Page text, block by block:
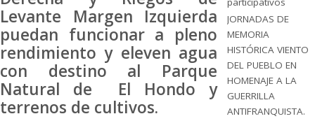
Levante Margen Izquierda
puedan funcionar a pleno
rendimiento y eleven agua
con destino al Parque
Natural de El Hondo y
terrenos de cultivos.
JORNADAS DE
MEMORIA
HISTÓRICA VIENTO
DEL PUEBLO EN
HOMENAJE A LA
GUERRILLA
ANTIFRANQUISTA.